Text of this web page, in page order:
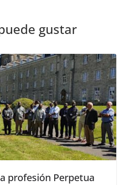
gustar
profesión Perpetua